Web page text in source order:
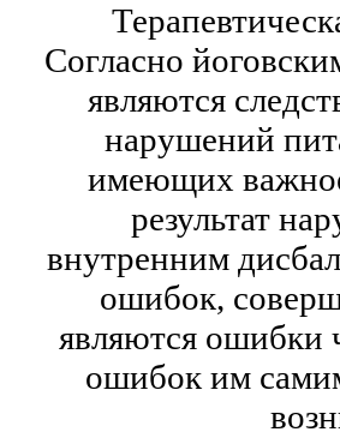
Согласно
являются
нарушений
имеющих
результат
внутренним
ошибок,
являются ошибки
ошибок им